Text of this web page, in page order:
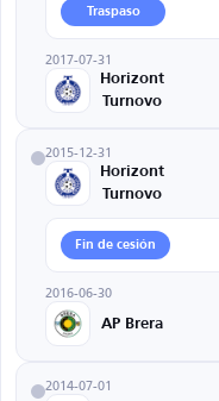
Traspaso
2017-07-31
Horizont
Turnovo
2015-12-31
Horizont
Turnovo
Fin de cesión
2016-06-30
AP Brera
2014-07-01